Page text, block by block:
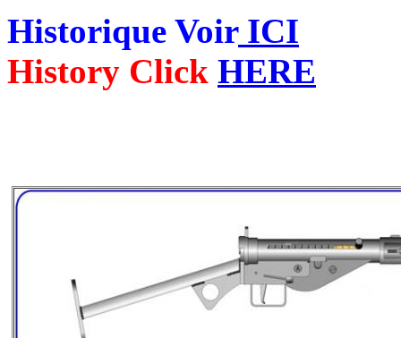
Historique VoirICI
History Click HERE